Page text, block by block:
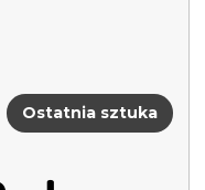
Ostatnia sztuka